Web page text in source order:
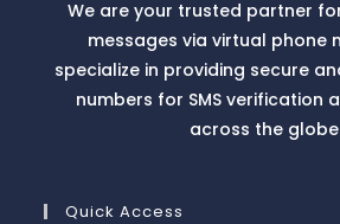
We are your trusted partner for
messages via virtual phone
specialize in providing secure
numbers for SMS verification
across the
Quick Access